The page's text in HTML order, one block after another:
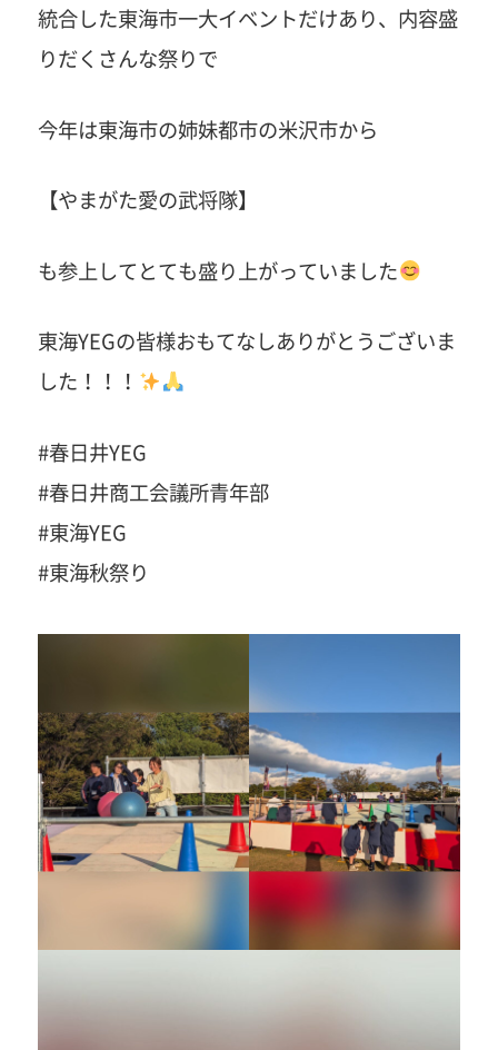
統合した東海市一大イベントだけあり、内容盛
りだくさんな祭りで
今年は東海市の姉妹都市の米沢市から
【やまがた愛の武将隊】
も参上してとても盛り上がっていました
東海YEGの皆様おもてなしありがとうございま
した！！！
#春日井YEG
#春日井商工会議所青年部
#東海YEG
#東海秋祭り